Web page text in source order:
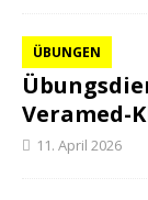
Veramed-
ÜBUNGEN
11. April 2026